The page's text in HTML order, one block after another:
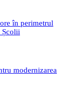
în perimetrul
Școlii
modernizarea